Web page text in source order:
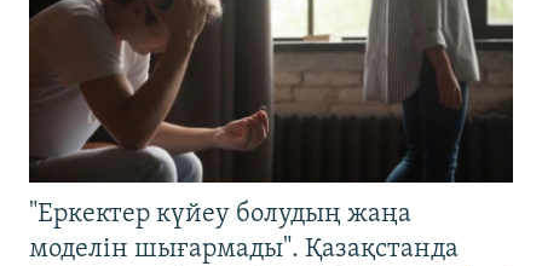
"Еркектер күйеу болудың жаңа
моделін шығармады". Қазақстанда